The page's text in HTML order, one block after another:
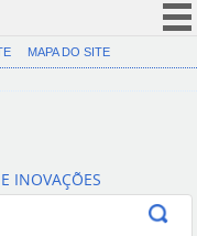
(COVID-19)
Canais
MAPA DO SITE
INOVAÇÕES